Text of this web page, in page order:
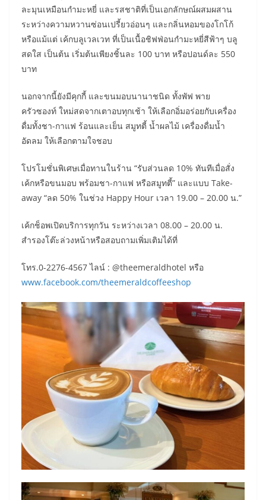
ละมุนเหมือนกำมะหยี่ และรสชาติที่เป็นเอกลักษณ์ผสมผสาน
ระหว่างความหวานซ่อนเปรี้ยวอ่อนๆ และกลิ่นหอมของโกโก้
หรือแม้แต่ เค้กบลูเวลเวท ที่เป็นเนื้อชิฟฟ่อนกำมะหยี่สีฟ้าๆ บลู
สดใส เป็นต้น เริ่มต้นเพียงชิ้นละ 100 บาท หรือปอนด์ละ 550
บาท
นอกจากนี้ยังมีคุกกี้ และขนมอบนานาชนิด ทั้งพัฟ พาย
ครัวซองท์ ใหม่สดจากเตาอบทุกเช้า ให้เลือกอิ่มอร่อยกับเครื่อง
ดื่มทั้งชา-กาแฟ ร้อนและเย็น สมูทตี้ น้ำผลไม้ เครื่องดื่มน้ำ
อัดลม ให้เลือกตามใจชอบ
โปรโมชั่นพิเศษเมื่อทานในร้าน “รับส่วนลด 10% ทันทีเมื่อสั่ง
เค้กหรือขนมอบ พร้อมชา-กาแฟ หรือสมูทตี้” และแบบ Take-
away “ลด 50% ในช่วง Happy Hour เวลา 19.00 – 20.00 น.”
เค้กช็อพเปิดบริการทุกวัน ระหว่างเวลา 08.00 – 20.00 น.
สำรองโต๊ะล่วงหน้าหรือสอบถามเพิ่มเติมได้ที่
โทร.0-2276-4567 ไลน์ : @theemeraldhotel หรือ
www.facebook.com/theemeraldcoffeeshop